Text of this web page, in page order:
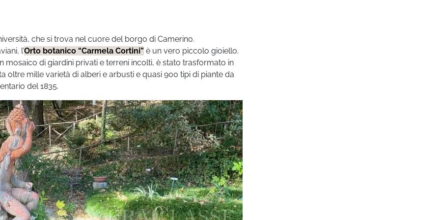
che si trova nel cuore del borgo di Camerino.
l’Orto botanico “Carmela Cortini” è un vero piccolo gioiello.
di giardini privati e terreni incolti, è stato trasformato in
oltre mille varietà di alberi e arbusti e quasi 900 tipi di piante da
del 1835.